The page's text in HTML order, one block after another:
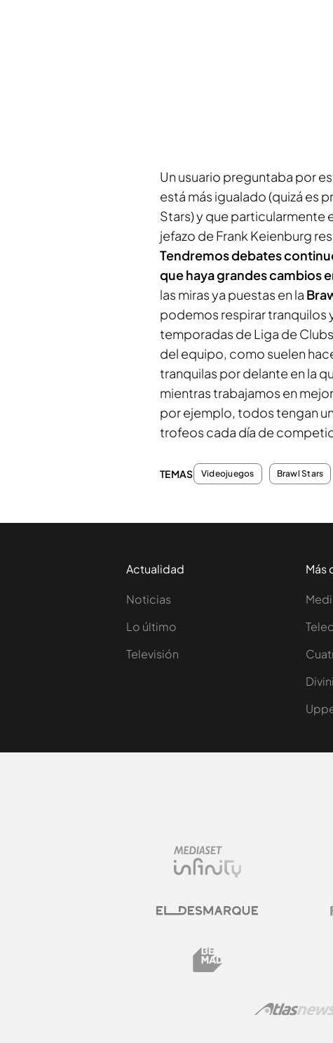
Un usuario preguntaba por
está más igualado (quizá es
Stars) y que particularmente
jefazo de Frank Keienburg
Tendremos debates
que haya grandes cambios
las miras ya puestas en la
podemos respirar tranquilos
temporadas de Liga de
del equipo, como suelen
tranquilas por delante en la
mientras trabajamos en
por ejemplo, todos tengan
trofeos cada día de
TEMAS Videojuegos Brawl Stars
Actualidad
Noticias
Lo último
Televisión
Más